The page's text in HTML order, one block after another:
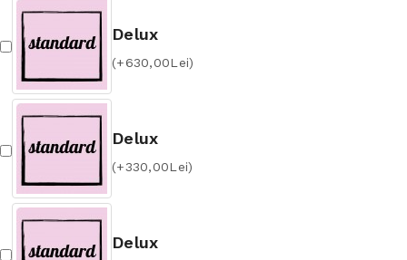
Delux
(+630,00Lei)
Delux
(+330,00Lei)
Delux